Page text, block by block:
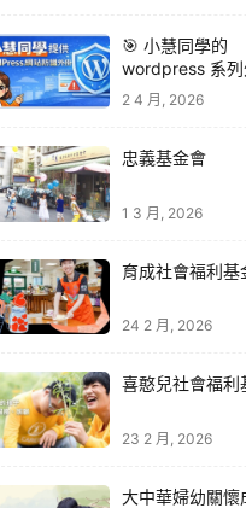
🎯 小慧同學的
wordpress 系
2 4 月, 2026
忠義基金會
1 3 月, 2026
育成社會福利基
24 2 月, 2026
喜憨兒社會福利
23 2 月, 2026
大中華婦幼關懷